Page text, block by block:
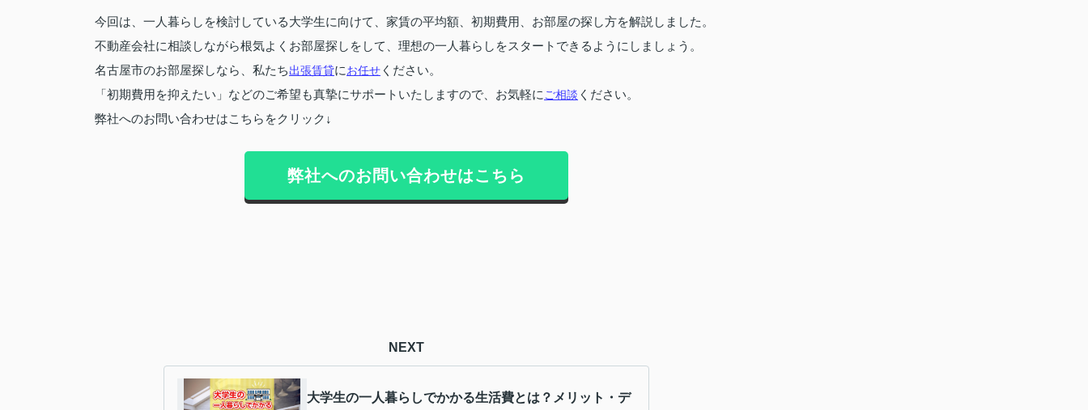
今回は、一人暮らしを検討している大学生に向けて、家賃の平均額、初期費用、お部屋の探し方を解説しました。
不動産会社に相談しながら根気よくお部屋探しをして、理想の一人暮らしをスタートできるようにしましょう。
名古屋市のお部屋探しなら、私たち出張賃貸にお任せ ください。
「初期費用を抑えたい」などのご希望も真摯にサポートいたしますので、お気軽に ご相談 ください。
弊社へのお問い合わせはこちらをクリック↓
弊社へのお問い合わせはこちら
NEXT
大学生の一人暮らしでかかる生活費とは？メリット・デ